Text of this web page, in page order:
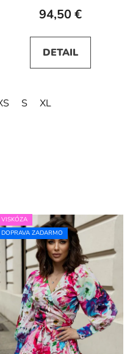
94,50 €
DETAIL
S XL
VISKÓZA
DOPRAVA ZADARMO